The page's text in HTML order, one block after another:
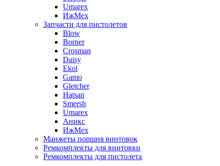
Umarex
ИжМех
Запчасти для пистолетов
Blow
Borner
Crosman
Daisy
Ekol
Gamo
Gletcher
Hatsan
Smersh
Umarex
Аникс
ИжМех
Манжеты поршня винтовок
Ремкомплекты для винтовки
Ремкомплекты для пистолета